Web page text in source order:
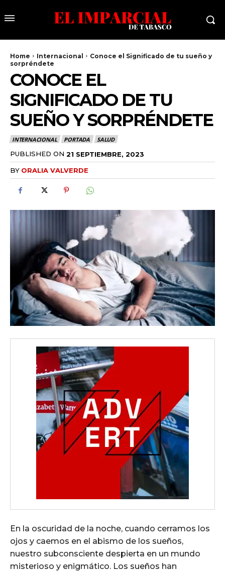
Home Internacional
Conoce el Significado de tu sueño y
sorpréndete
CONOCE EL
SIGNIFICADO DE TU
SUEÑO Y SORPRÉNDETE
INTERNACIONAL PORTADA SALUD
PUBLISHED ON 21 SEPTIEMBRE, 2023
BY ORALIA VALVERDE
En la oscuridad de la noche, cuando cerramos los
ojos y caemos en el abismo de los sueños,
nuestro subconsciente despierta en un mundo
misterioso y enigmático. Los sueños han